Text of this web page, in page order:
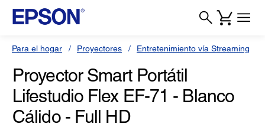
Para el hogar Proyectores Entretenimiento vía Streaming
Proyector Smart Portátil
Lifestudio Flex EF-71 - Blanco
Cálido - Full HD